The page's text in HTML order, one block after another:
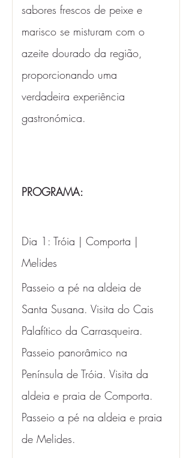
sabores frescos de peixe e
marisco se misturam com o
azeite dourado da região,
proporcionando uma
verdadeira experiência
gastronómica.
PROGRAMA:
Dia 1: Tróia | Comporta |
Melides
Passeio a pé na aldeia de
Santa Susana. Visita do Cais
Palafítico da Carrasqueira.
Passeio panorâmico na
Península de Tróia. Visita da
aldeia e praia de Comporta.
Passeio a pé na aldeia e praia
de Melides.